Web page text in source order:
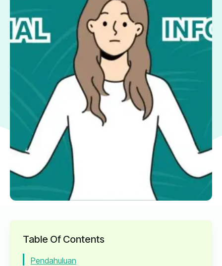
Table Of Contents
Pendahuluan